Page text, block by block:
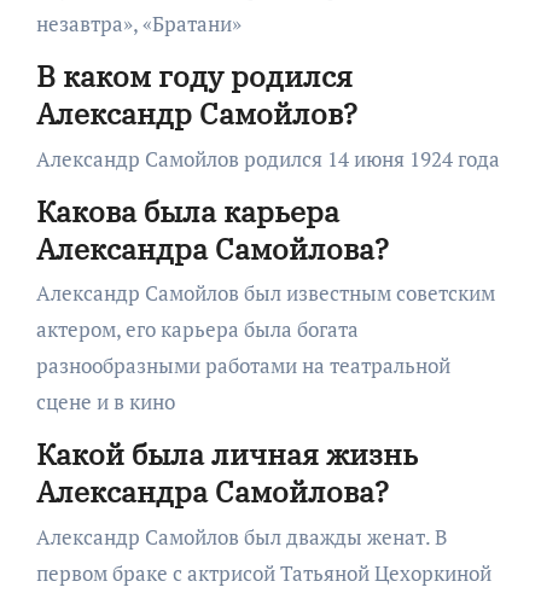
незавтра», «Братани»
В каком году родился
Александр Самойлов?
Александр Самойлов родился 14 июня 1924 года
Какова была карьера
Александра Самойлова?
Александр Самойлов был известным советским
актером, его карьера была богата
разнообразными работами на театральной
сцене и в кино
Какой была личная жизнь
Александра Самойлова?
Александр Самойлов был дважды женат. В
первом браке с актрисой Татьяной Цехоркиной